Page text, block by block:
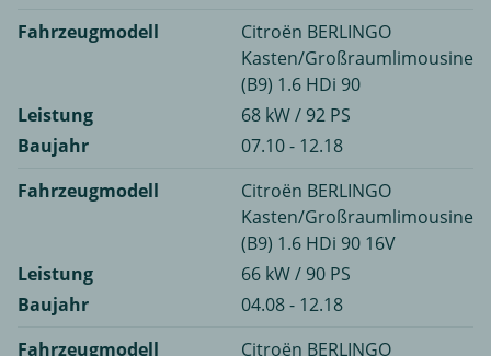
Fahrzeugmodell
Citroën BERLINGO
Kasten/Großraumlimousine
(B9) 1.6 HDi 90
Leistung
68 kW / 92 PS
Baujahr
07.10 - 12.18
Fahrzeugmodell
Citroën BERLINGO
Kasten/Großraumlimousine
(B9) 1.6 HDi 90 16V
Leistung
66 kW / 90 PS
Baujahr
04.08 - 12.18
Fahrzeugmodell
Citroën BERLINGO